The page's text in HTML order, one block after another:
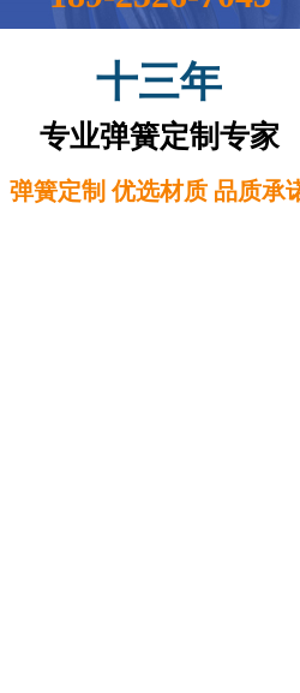
十三年
专业弹簧定制专家
弹簧定制 优选材质 品质承